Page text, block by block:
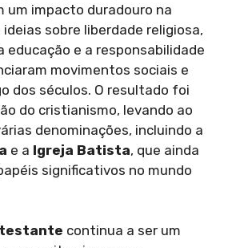
um impacto duradouro na
ideias sobre liberdade religiosa,
educação e a responsabilidade
movimentos sociais e
dos séculos. O resultado foi
do cristianismo, levando ao
denominações, incluindo a
e a Igreja Batista, que ainda
significativos no mundo
continua a ser um